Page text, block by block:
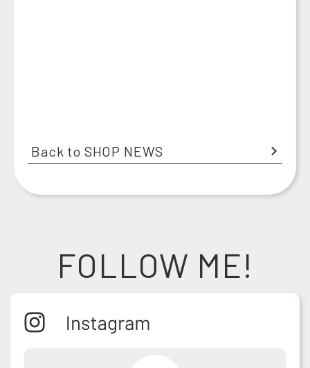
Back to SHOP NEWS
FOLLOW ME!